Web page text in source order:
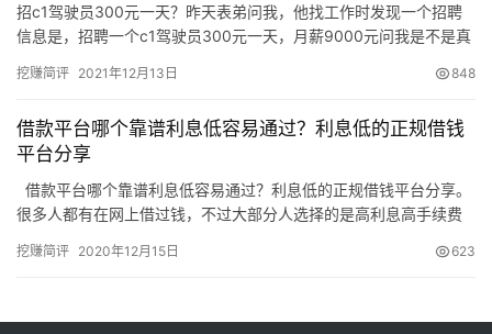
招c1驾驶员300元一天？昨天表弟问我，他找工作时发现一个招聘
信息是，招聘一个c1驾驶员300元一天，月薪9000元问我是不是真
挖赚简评 2021年12月13日 848
借款平台哪个靠谱利息低容易通过？利息低的正规借钱
平台分享
借款平台哪个靠谱利息低容易通过？利息低的正规借钱平台分享。
很多人都有在网上借过钱，不过大部分人选择的是高利息高手续费
挖赚简评 2020年12月15日 623